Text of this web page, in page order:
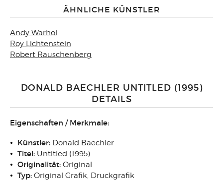
ÄHNLICHE KÜNSTLER
Andy Warhol
Roy Lichtenstein
Robert Rauschenberg
DONALD BAECHLER UNTITLED (1995)
DETAILS
Eigenschaften / Merkmale:
Künstler: Donald Baechler
Titel: Untitled (1995)
Originalität: Original
Typ: Original Grafik, Druckgrafik